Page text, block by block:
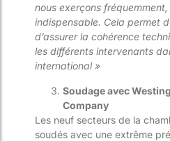
nous exerçons fréquemment,
indispensable. Cela permet
d’assurer la cohérence
les différents intervenants
international »
Soudage avec
Company
Les neuf secteurs de la
soudés avec une extrême